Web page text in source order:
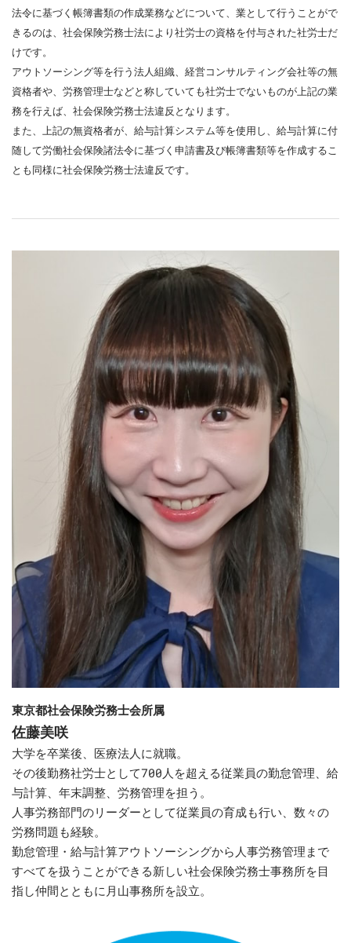
法令に基づく帳簿書類の作成業務などについて、業として行うことがで
きるのは、社会保険労務士法により社労士の資格を付与された社労士だ
けです。
アウトソーシング等を行う法人組織、経営コンサルティング会社等の無
資格者や、労務管理士などと称していても社労士でないものが上記の業
務を行えば、社会保険労務士法違反となります。
また、上記の無資格者が、給与計算システム等を使用し、給与計算に付
随して労働社会保険諸法令に基づく申請書及び帳簿書類等を作成するこ
とも同様に社会保険労務士法違反です。
東京都社会保険労務士会所属
佐藤美咲
​大学を卒業後、医療法人に就職。
その後勤務社労士として700人を超える従業員の勤怠管理、給
与計算、年末調整、労務管理を担う。
人事労務部門のリーダーとして従業員の育成も行い、数々の
労務問題も経験。
勤怠管理・給与計算アウトソーシングから人事労務管理まで
すべてを扱うことができる新しい社会保険労務士事務所を目
指し仲間とともに月山事務所を設立。